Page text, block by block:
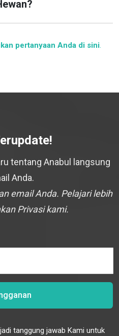
pertanyaan Anda di sini.
tentang Anabul langsung
Anda.
email Anda. Pelajari lebih
Privasi kami.
tanggung jawab Kami untuk